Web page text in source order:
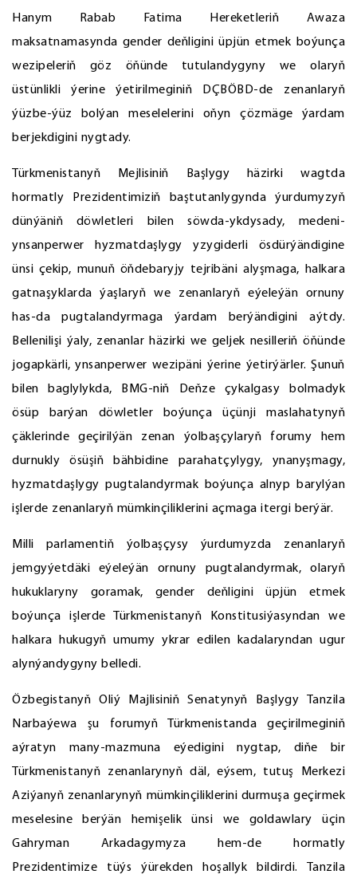
Hanym Rabab Fatima Hereketleriň Awaza
maksatnamasynda gender deňligini üpjün etmek boýunça
wezipeleriň göz öňünde tutulandygyny we olaryň
üstünlikli ýerine ýetirilmeginiň DÇBÖBD-de zenanlaryň
ýüzbe-ýüz bolýan meselelerini oňyn çözmäge ýardam
berjekdigini nygtady.
Türkmenistanyň Mejlisiniň Başlygy häzirki wagtda
hormatly Prezidentimiziň baştutanlygynda ýurdumyzyň
dünýäniň döwletleri bilen söwda-ykdysady, medeni-
ynsanperwer hyzmatdaşlygy yzygiderli ösdürýändigine
ünsi çekip, munuň öňdebaryjy tejribäni alyşmaga, halkara
gatnaşyklarda ýaşlaryň we zenanlaryň eýeleýän ornuny
has-da pugtalandyrmaga ýardam berýändigini aýtdy.
Bellenilişi ýaly, zenanlar häzirki we geljek nesilleriň öňünde
jogapkärli, ynsanperwer wezipäni ýerine ýetirýärler. Şunuň
bilen baglylykda, BMG-niň Deňze çykalgasy bolmadyk
ösüp barýan döwletler boýunça üçünji maslahatynyň
çäklerinde geçirilýän zenan ýolbaşçylaryň forumy hem
durnukly ösüşiň bähbidine parahatçylygy, ynanyşmagy,
hyzmatdaşlygy pugtalandyrmak boýunça alnyp barylýan
işlerde zenanlaryň mümkinçiliklerini açmaga itergi berýär.
Milli parlamentiň ýolbaşçysy ýurdumyzda zenanlaryň
jemgyýetdäki eýeleýän ornuny pugtalandyrmak, olaryň
hukuklaryny goramak, gender deňligini üpjün etmek
boýunça işlerde Türkmenistanyň Konstitusiýasyndan we
halkara hukugyň umumy ykrar edilen kadalaryndan ugur
alynýandygyny belledi.
Özbegistanyň Oliý Majlisiniň Senatynyň Başlygy Tanzila
Narbaýewa şu forumyň Türkmenistanda geçirilmeginiň
aýratyn many-mazmuna eýedigini nygtap, diňe bir
Türkmenistanyň zenanlarynyň däl, eýsem, tutuş Merkezi
Aziýanyň zenanlarynyň mümkinçiliklerini durmuşa geçirmek
meselesine berýän hemişelik ünsi we goldawlary üçin
Gahryman Arkadagymyza hem-de hormatly
Prezidentimize tüýs ýürekden hoşallyk bildirdi. Tanzila